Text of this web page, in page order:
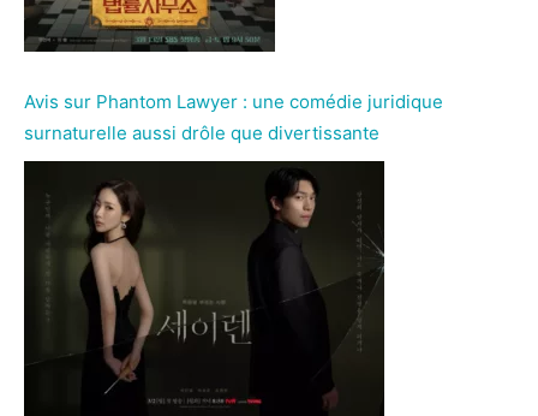
Avis sur Phantom Lawyer : une comédie juridique
surnaturelle aussi drôle que divertissante